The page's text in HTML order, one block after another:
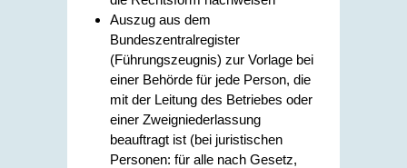
Auszug aus dem
Bundeszentralregister
(Führungszeugnis) zur Vorlage bei
einer Behörde für jede Person, die
mit der Leitung des Betriebes oder
einer Zweigniederlassung
beauftragt ist (bei juristischen
Personen: für alle nach Gesetz,